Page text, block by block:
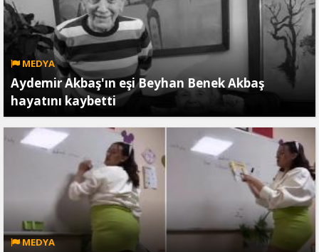
MEDYA
Aydemir Akbaş'ın eşi Beyhan Benek Akbaş
hayatını kaybetti
MEDYA